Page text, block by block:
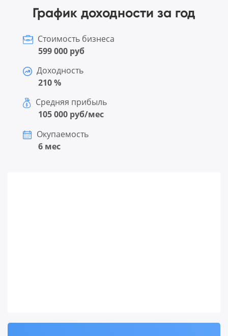
График доходности за год
Стоимость бизнеса
599 000 руб
Доходность
210 %
Средняя прибыль
105 000 руб/мес
Окупаемость
6 мес